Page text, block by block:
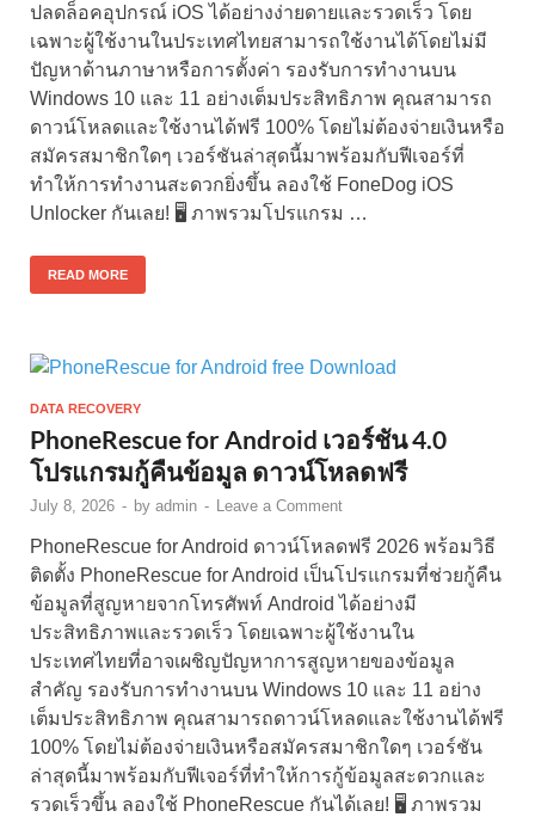
ปลดล็อคอุปกรณ์ iOS ได้อย่างง่ายดายและรวดเร็ว โดย
เฉพาะผู้ใช้งานในประเทศไทยสามารถใช้งานได้โดยไม่มี
ปัญหาด้านภาษาหรือการตั้งค่า รองรับการทำงานบน
Windows 10 และ 11 อย่างเต็มประสิทธิภาพ คุณสามารถ
ดาวน์โหลดและใช้งานได้ฟรี 100% โดยไม่ต้องจ่ายเงินหรือ
สมัครสมาชิกใดๆ เวอร์ชันล่าสุดนี้มาพร้อมกับฟีเจอร์ที่
ทำให้การทำงานสะดวกยิ่งขึ้น ลองใช้ FoneDog iOS
Unlocker กันเลย! 🖥️ ภาพรวมโปรแกรม …
READ MORE
DATA RECOVERY
PhoneRescue for Android เวอร์ชัน 4.0
โปรแกรมกู้คืนข้อมูล ดาวน์โหลดฟรี
July 8, 2026 - by admin - Leave a Comment
PhoneRescue for Android ดาวน์โหลดฟรี 2026 พร้อมวิธี
ติดตั้ง PhoneRescue for Android เป็นโปรแกรมที่ช่วยกู้คืน
ข้อมูลที่สูญหายจากโทรศัพท์ Android ได้อย่างมี
ประสิทธิภาพและรวดเร็ว โดยเฉพาะผู้ใช้งานใน
ประเทศไทยที่อาจเผชิญปัญหาการสูญหายของข้อมูล
สำคัญ รองรับการทำงานบน Windows 10 และ 11 อย่าง
เต็มประสิทธิภาพ คุณสามารถดาวน์โหลดและใช้งานได้ฟรี
100% โดยไม่ต้องจ่ายเงินหรือสมัครสมาชิกใดๆ เวอร์ชัน
ล่าสุดนี้มาพร้อมกับฟีเจอร์ที่ทำให้การกู้ข้อมูลสะดวกและ
รวดเร็วขึ้น ลองใช้ PhoneRescue กันได้เลย! 🖥️ ภาพรวม